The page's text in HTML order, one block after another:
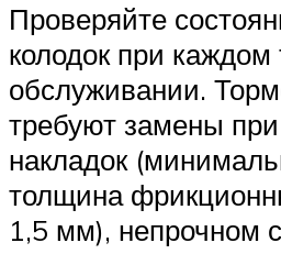
Проверяйте
колодок при каждом
обслуживании.
требуют замены
накладок
толщина
1,5 мм), непрочном